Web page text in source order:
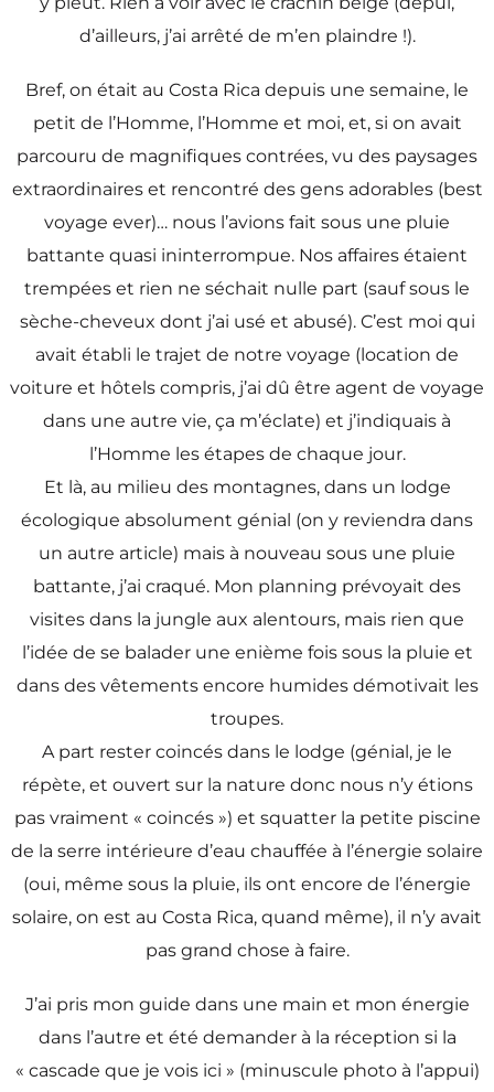
d’ailleurs, j’ai arrêté de m’en plaindre !).
Bref, on était au Costa Rica depuis une semaine, le
petit de l’Homme, l’Homme et moi, et, si on avait
parcouru de magnifiques contrées, vu des paysages
extraordinaires et rencontré des gens adorables (best
voyage ever)… nous l’avions fait sous une pluie
battante quasi ininterrompue. Nos affaires étaient
trempées et rien ne séchait nulle part (sauf sous le
sèche-cheveux dont j’ai usé et abusé). C’est moi qui
avait établi le trajet de notre voyage (location de
voiture et hôtels compris, j’ai dû être agent de voyage
dans une autre vie, ça m’éclate) et j’indiquais à
l’Homme les étapes de chaque jour.
Et là, au milieu des montagnes, dans un lodge
écologique absolument génial (on y reviendra dans
un autre article) mais à nouveau sous une pluie
battante, j’ai craqué. Mon planning prévoyait des
visites dans la jungle aux alentours, mais rien que
l’idée de se balader une enième fois sous la pluie et
dans des vêtements encore humides démotivait les
troupes.
A part rester coincés dans le lodge (génial, je le
répète, et ouvert sur la nature donc nous n’y étions
pas vraiment « coincés ») et squatter la petite piscine
de la serre intérieure d’eau chauffée à l’énergie solaire
(oui, même sous la pluie, ils ont encore de l’énergie
solaire, on est au Costa Rica, quand même), il n’y avait
pas grand chose à faire.
J’ai pris mon guide dans une main et mon énergie
dans l’autre et été demander à la réception si la
« cascade que je vois ici » (minuscule photo à l’appui)